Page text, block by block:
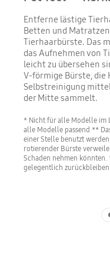
Entferne lästige
Betten und
Tierhaarbürste. Das
das Aufnehmen von
leicht zu übersehen
V-förmige Bürste, die
Selbstreinigung
der Mitte sammelt.
* Nicht für alle Modelle im
alle Modelle passend **
einer Stelle benutzt
rotierender Bürste
Schaden nehmen
gelegentlich zurückbleiben